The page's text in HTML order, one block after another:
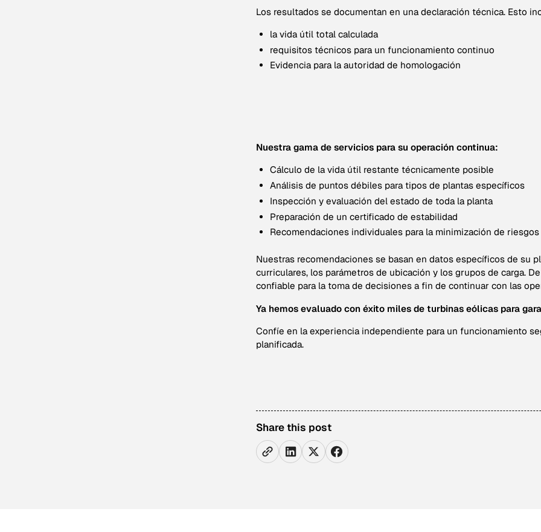
Los resultados se documentan en una declaración técnica. Esto
la vida útil total calculada
requisitos técnicos para un funcionamiento continuo
Evidencia para la autoridad de homologación
Nuestra gama de servicios para su operación continua:
Cálculo de la vida útil restante técnicamente posible
Análisis de puntos débiles para tipos de plantas específicos
Inspección y evaluación del estado de toda la planta
Preparación de un certificado de estabilidad
Recomendaciones individuales para la minimización de riesgos
Nuestras recomendaciones se basan en datos específicos de su
curriculares, los parámetros de ubicación y los grupos de carga.
confiable para la toma de decisiones a fin de continuar con las
Ya hemos evaluado con éxito miles de turbinas eólicas para
Confíe en la experiencia independiente para un funcionamiento
planificada.
Share this post